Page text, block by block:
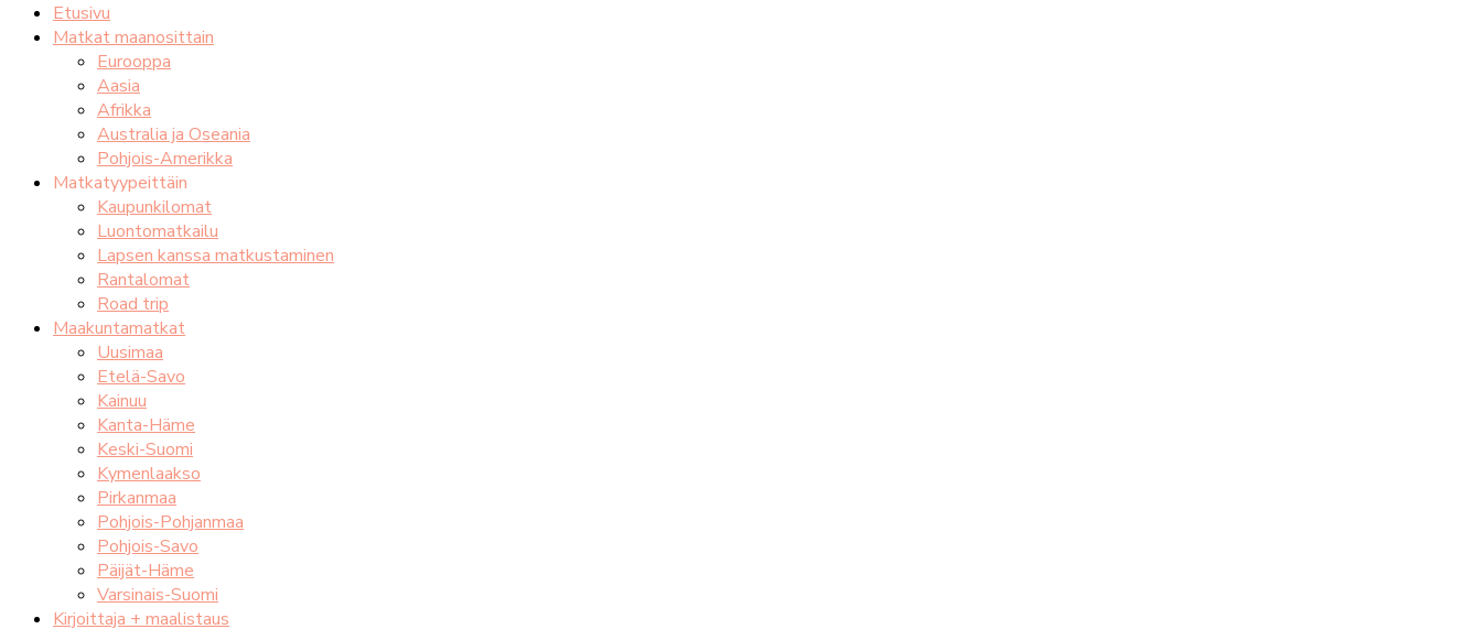
Etusivu
Matkat maanosittain
Eurooppa
Aasia
Afrikka
Australia ja Oseania
Pohjois-Amerikka
Matkatyypeittäin
Kaupunkilomat
Luontomatkailu
Lapsen kanssa matkustaminen
Rantalomat
Road trip
Maakuntamatkat
Uusimaa
Etelä-Savo
Kainuu
Kanta-Häme
Keski-Suomi
Kymenlaakso
Pirkanmaa
Pohjois-Pohjanmaa
Pohjois-Savo
Päijät-Häme
Varsinais-Suomi
Kirjoittaja + maalistaus